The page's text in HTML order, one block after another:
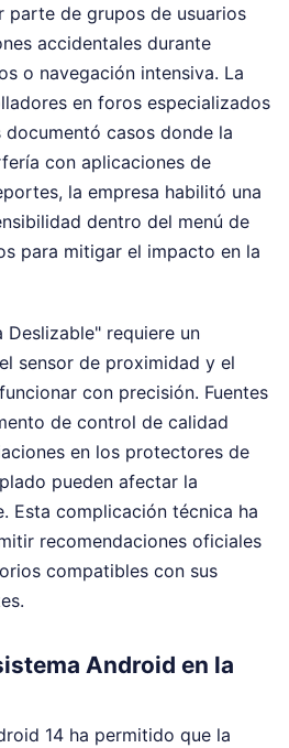
de grupos de usuarios
accidentales durante
o navegación intensiva. La
en foros especializados
casos donde la
con aplicaciones de
la empresa habilitó una
dentro del menú de
para mitigar el impacto en la
Deslizable" requiere un
sensor de proximidad y el
con precisión. Fuentes
de control de calidad
en los protectores de
pueden afectar la
Esta complicación técnica ha
recomendaciones oficiales
compatibles con sus
Android en la
14 ha permitido que la